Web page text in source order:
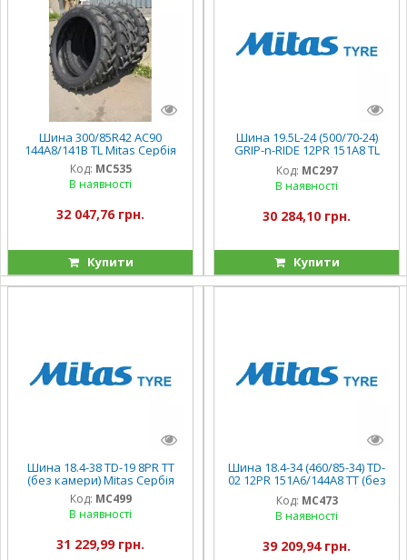
Шина 300/85R42 AC90
144A8/141B TL Mitas Сербія
Код: MC535
В наявності
32 047,76 грн.
Купити
Шина 19.5L-24 (500/70-24)
GRIP-n-RIDE 12PR 151A8 TL
Mitas Сербія
Код: MC297
В наявності
30 284,10 грн.
Купити
Шина 18.4-38 TD-19 8PR TT
(без камери) Mitas Сербія
Код: MC499
В наявності
31 229,99 грн.
Шина 18.4-34 (460/85-34) TD-
02 12PR 151A6/144A8 TT (без
камери) Mitas Сербія
Код: MC473
В наявності
39 209,94 грн.